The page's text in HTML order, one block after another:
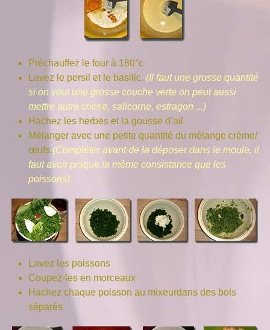
Préchauffez le four à 180°c
Lavez le persil et le basilic. (Il faut une grosse quantité
si on veut une grosse couche verte on peut aussi
mettre autre chose, salicorne, estragon ...)
Hachez les herbes et la gousse d’ail
Mélanger avec une petite quantité du mélange crème/
œufs.(Compléter avant de la déposer dans le moule, il
faut avoir prsque la même consistance que les
poissons)
Lavez les poissons
Coupez-les en morceaux
Hachez chaque poisson au mixeurdans des bols
séparés